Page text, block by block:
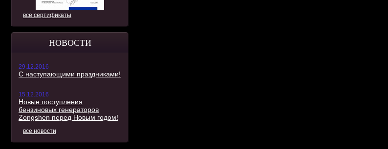
все сертификаты
НОВОСТИ
29.12.2016
С наступающими праздниками!
15.12.2016
Новые поступления
бензиновых генераторов
Zongshen перед Новым годом!
все новости